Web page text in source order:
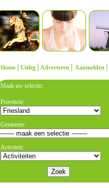
Home | Uitleg | Adverteren | Aanmelden |
Maak uw selectie:
Provincie:
Gemeente:
Activiteit: